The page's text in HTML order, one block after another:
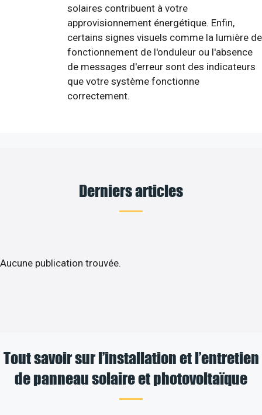
solaires contribuent à votre
approvisionnement énergétique. Enfin,
certains signes visuels comme la lumière de
fonctionnement de l'onduleur ou l'absence
de messages d'erreur sont des indicateurs
que votre système fonctionne
correctement.
Derniers articles
Aucune publication trouvée.
Tout savoir sur l’installation et l’entretien
de panneau solaire et photovoltaïque